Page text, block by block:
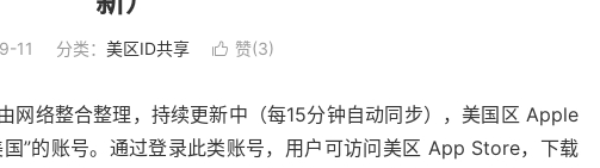
11 分类： 美区ID共享  赞(3)
网络整合整理，持续更新中（每15分钟自动同步），美国区 Apple
”的账号。通过登录此类账号，用户可访问美区 App Store，下载